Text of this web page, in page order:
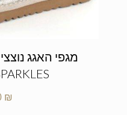
מגפי האגג
₪